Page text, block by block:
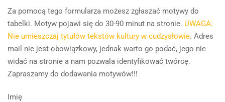
Za pomocą tego formularza możesz zgłaszać motywy do
tabelki. Motyw pojawi się do 30-90 minut na stronie. UWAGA:
Nie umieszczaj tytułów tekstów kultury w cudzysłowie. Adres
mail nie jest obowiązkowy, jednak warto go podać, jego nie
widać na stronie a nam pozwala identyfikować twórcę.
Zapraszamy do dodawania motywów!!!
Imię